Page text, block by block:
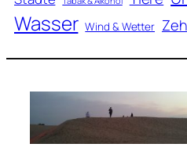
Wasser Wind & Wetter